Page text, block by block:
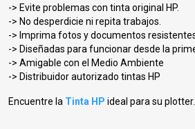
-> Evite problemas con tinta original HP.
-> No desperdicie ni repita trabajos.
-> Imprima fotos y documentos
-> Diseñadas para funcionar desde la
-> Amigable con el Medio Ambiente
-> Distribuidor autorizado tintas HP
Encuentre la Tinta HP ideal para su plotter.